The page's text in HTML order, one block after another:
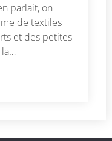
parlait, on
de textiles
et des petites